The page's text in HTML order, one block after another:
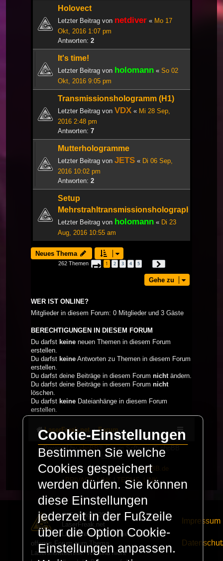
Holovect
Letzter Beitrag von netdiver « Mo 17
Okt, 2016 1:07 pm
Antworten: 2
It's time!
Letzter Beitrag von holomann « So 02
Okt, 2016 9:05 pm
Transmissionshologramm (H1)
Letzter Beitrag von VDX « Mi 28 Sep,
2016 2:48 pm
Antworten: 7
Mutterhologramme
Letzter Beitrag von JETS « Di 06 Sep,
2016 10:02 pm
Antworten: 2
Setup
Mehrstrahltransmissionsholographie
Letzter Beitrag von holomann « Di 23
Aug, 2016 10:55 am
Neues Thema
262 Themen Seite 1von
1 2 3 4 5
Gehe zu
WER IST ONLINE?
Mitglieder in diesem Forum: 0 Mitglieder und 3 Gäste
BERECHTIGUNGEN IN DIESEM FORUM
Du darfst keine neuen Themen in diesem Forum
erstellen.
Du darfst keine Antworten zu Themen in diesem Forum
erstellen.
Du darfst deine Beiträge in diesem Forum nichtändern.
Du darfst deine Beiträge in diesem Forum nicht
löschen.
Du darfst keine Dateianhänge in diesem Forum
erstellen.
LaserFreak.net Forum
Powered by phpBB
® Forum Software © phpBB
Limited
Deutsche Übersetzung durchphpBB.de
PRIVACY_LINK| TERMS_LINK
© Copyright 2025 -
LaserFreak.net
LaserFreak ist ein freies und
offenes Forum zum Thema
Lasershowtechnik. Wir sind nicht
Impressum
Cookie-Einstellungen
Bestimmen Sie welche
Cookies gespeichert
werden dürfen. Sie können
diese Einstellungen
jederzeit in der Fußzeile
über die Option Cookie-
Einstellungen anpassen.